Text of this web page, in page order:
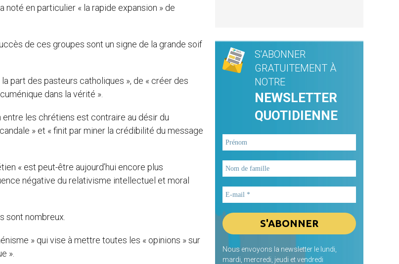
noté en particulier « la rapide expansion » de
de ces groupes sont un signe de la grande soif
part des pasteurs catholiques », de « créer des
dans la vérité ».
les chrétiens est contraire au désir du
» et « finit par miner la crédibilité du message
« est peut-être aujourd’hui encore plus
négative du relativisme intellectuel et moral
sont nombreux.
» qui vise à mettre toutes les « opinions » sur
».
S'ABONNER
GRATUITEMENT À
NOTRE
NEWSLETTER
QUOTIDIENNE
Nous envoyons la newsletter le lundi,
mardi, mercredi, jeudi et vendredi